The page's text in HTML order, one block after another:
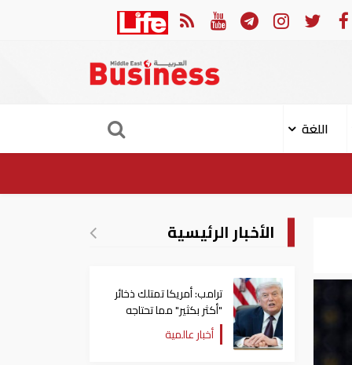
الأردن
اللغة
الأخبار الرئيسية
ترامب: أمريكا تمتلك ذخائر
"أكثر بكثير" مما تحتاجه
أخبار عالمية